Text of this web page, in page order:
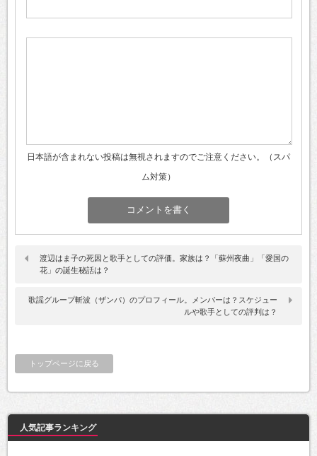
日本語が含まれない投稿は無視されますのでご注意ください。（スパ
ム対策）
渡辺はま子の死因と歌手としての評価。家族は？「蘇州夜曲」「愛国の
花」の誕生秘話は？
歌謡グループ斬波（ザンパ）のプロフィール。メンバーは？スケジュー
ルや歌手としての評判は？
トップページに戻る
人気記事ランキング